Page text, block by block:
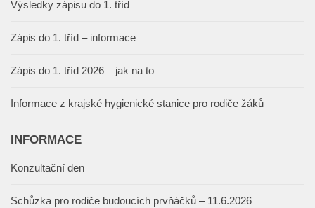
Výsledky zápisu do 1. tříd
Zápis do 1. tříd – informace
Zápis do 1. tříd 2026 – jak na to
Informace z krajské hygienické stanice pro rodiče žáků
INFORMACE
Konzultační den
Schůzka pro rodiče budoucích prvňáčků – 11.6.2026